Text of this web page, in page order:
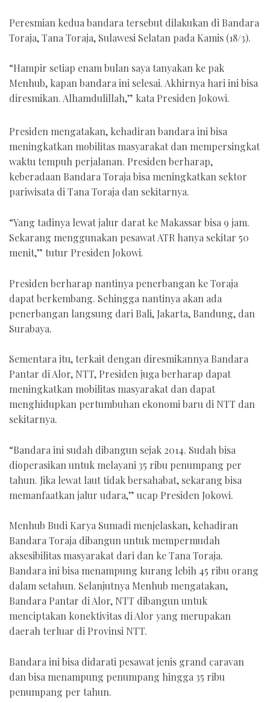
Peresmian kedua bandara tersebut dilakukan di Bandara
Toraja, Tana Toraja, Sulawesi Selatan pada Kamis (18/3).
“Hampir setiap enam bulan saya tanyakan ke pak
Menhub, kapan bandara ini selesai. Akhirnya hari ini bisa
diresmikan. Alhamdulillah,” kata Presiden Jokowi.
Presiden mengatakan, kehadiran bandara ini bisa
meningkatkan mobilitas masyarakat dan mempersingkat
waktu tempuh perjalanan. Presiden berharap,
keberadaan Bandara Toraja bisa meningkatkan sektor
pariwisata di Tana Toraja dan sekitarnya.
“Yang tadinya lewat jalur darat ke Makassar bisa 9 jam.
Sekarang menggunakan pesawat ATR hanya sekitar 50
menit,” tutur Presiden Jokowi.
Presiden berharap nantinya penerbangan ke Toraja
dapat berkembang. Sehingga nantinya akan ada
penerbangan langsung dari Bali, Jakarta, Bandung, dan
Surabaya.
Sementara itu, terkait dengan diresmikannya Bandara
Pantar di Alor, NTT, Presiden juga berharap dapat
meningkatkan mobilitas masyarakat dan dapat
menghidupkan pertumbuhan ekonomi baru di NTT dan
sekitarnya.
“Bandara ini sudah dibangun sejak 2014. Sudah bisa
dioperasikan untuk melayani 35 ribu penumpang per
tahun. Jika lewat laut tidak bersahabat, sekarang bisa
memanfaatkan jalur udara,” ucap Presiden Jokowi.
Menhub Budi Karya Sumadi menjelaskan, kehadiran
Bandara Toraja dibangun untuk mempermudah
aksesibilitas masyarakat dari dan ke Tana Toraja.
Bandara ini bisa menampung kurang lebih 45 ribu orang
dalam setahun. Selanjutnya Menhub mengatakan,
Bandara Pantar di Alor, NTT dibangun untuk
menciptakan konektivitas di Alor yang merupakan
daerah terluar di Provinsi NTT.
Bandara ini bisa didarati pesawat jenis grand caravan
dan bisa menampung penumpang hingga 35 ribu
penumpang per tahun.